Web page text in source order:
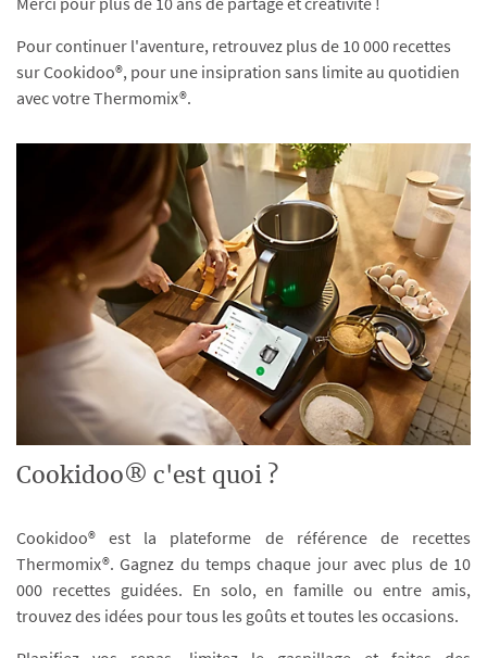
Pour continuer l'aventure, retrouvez plus de 10 000 recettes
sur Cookidoo®, pour une insipration sans limite au quotidien
avec votre Thermomix®.
Cookidoo® c'est quoi ?
Cookidoo® est la plateforme de référence de recettes
Thermomix®. Gagnez du temps chaque jour avec plus de 10
000 recettes guidées. En solo, en famille ou entre amis,
trouvez des idées pour tous les goûts et toutes les occasions.